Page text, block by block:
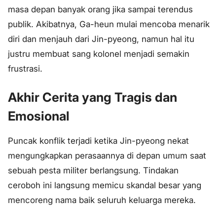
masa depan banyak orang jika sampai terendus
publik. Akibatnya, Ga-heun mulai mencoba menarik
diri dan menjauh dari Jin-pyeong, namun hal itu
justru membuat sang kolonel menjadi semakin
frustrasi.
Akhir Cerita yang Tragis dan
Emosional
Puncak konflik terjadi ketika Jin-pyeong nekat
mengungkapkan perasaannya di depan umum saat
sebuah pesta militer berlangsung. Tindakan
ceroboh ini langsung memicu skandal besar yang
mencoreng nama baik seluruh keluarga mereka.